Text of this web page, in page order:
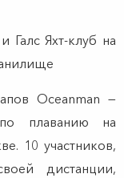
Галс Яхт-клуб на
Oceanman —
плаванию на
10 участников,
дистанции,